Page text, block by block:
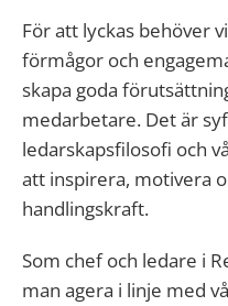
För att lyckas behöver
förmågor och
skapa goda
medarbetare. Det är
ledarskapsfilosofi och
att inspirera, motivera
handlingskraft.
Som chef och ledare i
man agera i linje med